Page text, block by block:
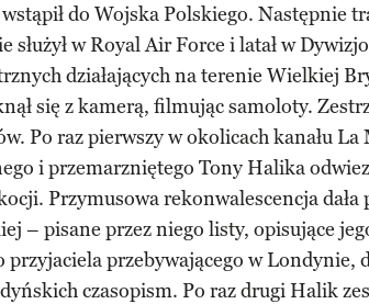
do Wojska Polskiego. Następnie
służył w Royal Air Force i latał w
działających na terenie Wielkiej
się z kamerą, filmując samoloty.
Po raz pierwszy w okolicach kanału La
i przemarzniętego Tony Halika
Przymusowa rekonwalescencja dała
– pisane przez niego listy, opisujące
przyjaciela przebywającego w Londynie,
czasopism. Po raz drugi Halik